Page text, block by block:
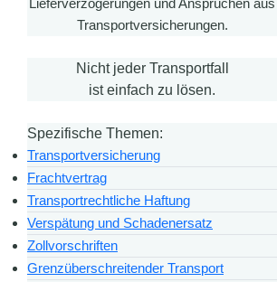
Lieferverzögerungen und Ansprüchen aus
Transportversicherungen.
Nicht jeder Transportfall
ist einfach zu lösen.
Spezifische Themen:
Transportversicherung
Frachtvertrag
Transportrechtliche Haftung
Verspätung und Schadenersatz
Zollvorschriften
Grenzüberschreitender Transport